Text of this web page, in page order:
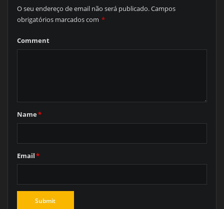
O seu endereço de email não será publicado.Campos
obrigatórios marcados com *
Comment
Name*
Email*